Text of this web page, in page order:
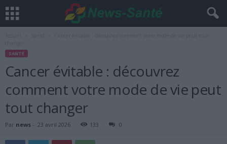
SANTÉ
Cancer évitable : découvrez
comment votre mode de vie peut
tout changer
Par news - 23 avril 2026 133 0